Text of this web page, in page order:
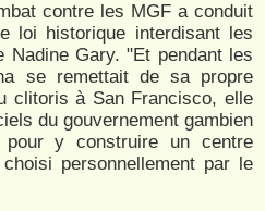
contre les MGF a conduit
loi historique interdisant les
Nadine Gary. "Et pendant les
se remettait de sa propre
clitoris à San Francisco, elle
du gouvernement gambien
y construire un centre
personnellement par le